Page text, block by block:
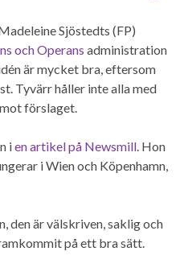
Sjöstedts (FP)
och Operans administration
är mycket bra, eftersom
Tyvärr håller inte alla med
förslaget.
ien artikel på Newsmill. Hon
i Wien och Köpenhamn,
den är välskriven, saklig och
på ett bra sätt.